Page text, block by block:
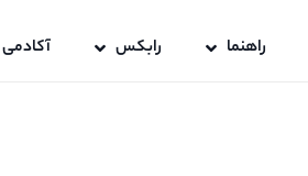
راهنما رابکس